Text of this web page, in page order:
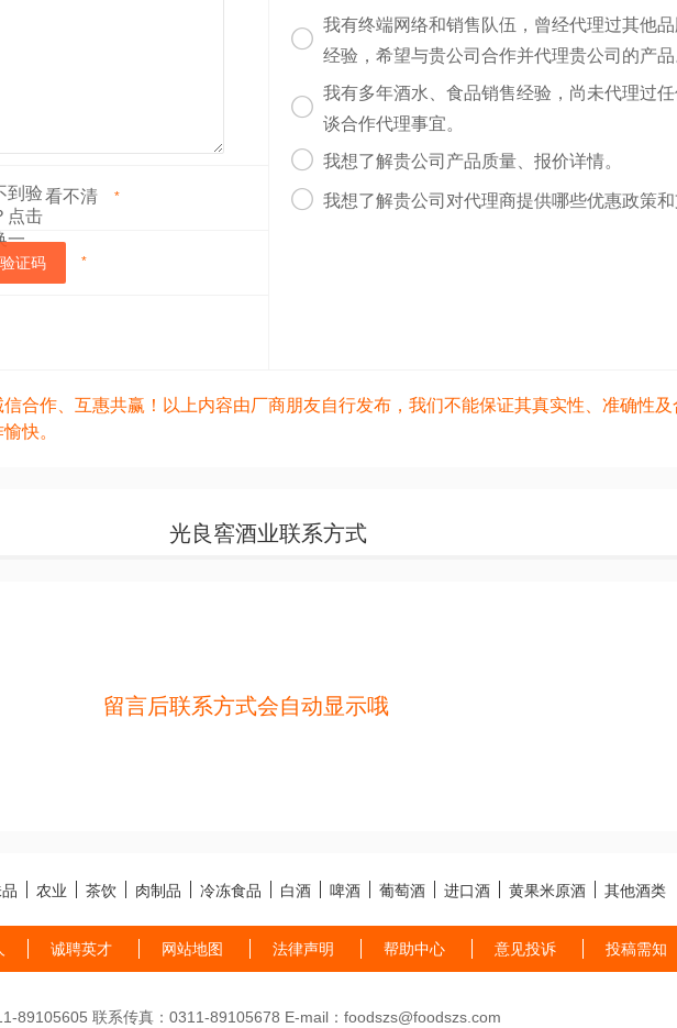
看不清 *
证码 *

我有终端网络和销售队伍，曾经代理过其他
经验，希望与贵公司合作并代理贵公司的产品

我有多年酒水、食品销售经验，尚未代理过
谈合作代理事宜。
 我想了解贵公司产品质量、报价详情。
 我想了解贵公司对代理商提供哪些优惠政策和
合作、互惠共赢！以上内容由厂商朋友自行发布，我们不能保证其真实性、准确性
快。
光良窖酒业联系方式
留言后联系方式会自动显示哦
农业 茶饮 肉制品 冷冻食品 白酒 啤酒 葡萄酒 进口酒 黄果米原酒 其他酒类
诚聘英才 网站地图 法律声明 帮助中心 意见投诉 投稿需知
89105605 联系传真：0311-89105678 E-mail：foodszs@foodszs.com